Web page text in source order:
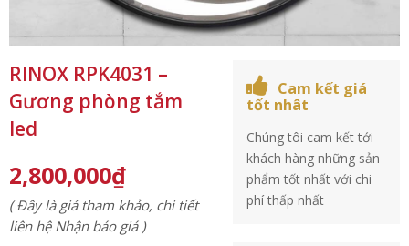
RINOX RPK4031 –
Gương phòng tắm
led
2,800,000₫
( Đây là giá tham khảo, chi tiết
liên hệ Nhận báo giá )
Cam kết giá
tốt nhât
Chúng tôi cam kết tới
khách hàng những sản
phẩm tốt nhất với chi
phí thấp nhất